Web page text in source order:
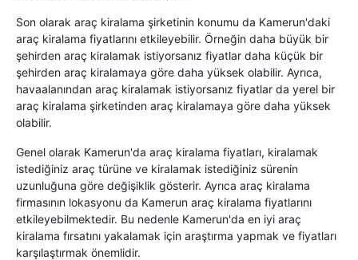
Son olarak araç kiralama şirketinin konumu da Kamerun'daki
araç kiralama fiyatlarını etkileyebilir. Örneğin daha büyük bir
şehirden araç kiralamak istiyorsanız fiyatlar daha küçük bir
şehirden araç kiralamaya göre daha yüksek olabilir. Ayrıca,
havaalanından araç kiralamak istiyorsanız fiyatlar da yerel bir
araç kiralama şirketinden araç kiralamaya göre daha yüksek
olabilir.
Genel olarak Kamerun'da araç kiralama fiyatları, kiralamak
istediğiniz araç türüne ve kiralamak istediğiniz sürenin
uzunluğuna göre değişiklik gösterir. Ayrıca araç kiralama
firmasının lokasyonu da Kamerun araç kiralama fiyatlarını
etkileyebilmektedir. Bu nedenle Kamerun'da en iyi araç
kiralama fırsatını yakalamak için araştırma yapmak ve fiyatları
karşılaştırmak önemlidir.